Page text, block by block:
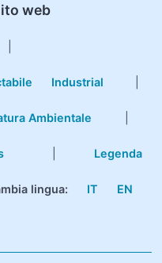
web
Industrial
Ambientale
Legenda
lingua: IT EN